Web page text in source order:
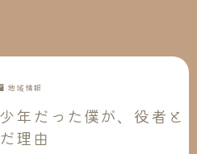
地域情報
年だった僕が、役者と
理由